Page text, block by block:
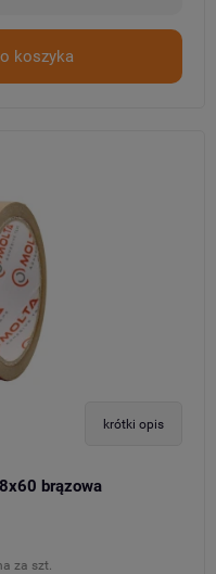
koszyka
krótki opis
brązowa
za szt.